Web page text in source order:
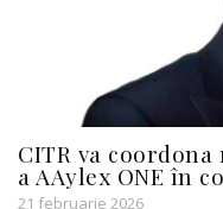
CITR va
a AAylex ONE în
21 februarie 2026